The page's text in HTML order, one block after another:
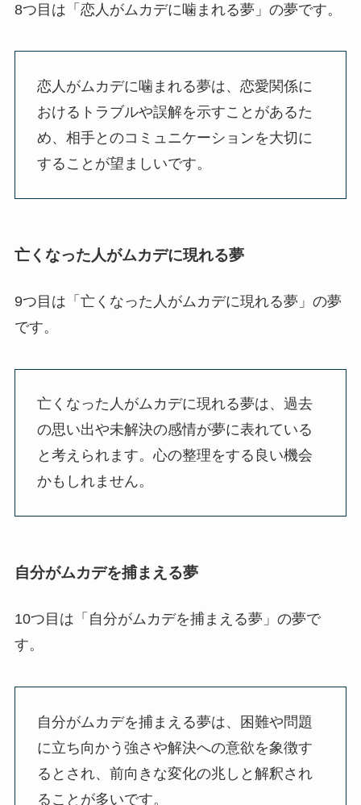
8つ目は「恋人がムカデに噛まれる夢」の夢です。
恋人がムカデに噛まれる夢は、恋愛関係に
おけるトラブルや誤解を示すことがあるた
め、相手とのコミュニケーションを大切に
することが望ましいです。
亡くなった人がムカデに現れる夢
9つ目は「亡くなった人がムカデに現れる夢」の夢
です。
亡くなった人がムカデに現れる夢は、過去
の思い出や未解決の感情が夢に表れている
と考えられます。心の整理をする良い機会
かもしれません。
自分がムカデを捕まえる夢
10つ目は「自分がムカデを捕まえる夢」の夢で
す。
自分がムカデを捕まえる夢は、困難や問題
に立ち向かう強さや解決への意欲を象徴す
るとされ、前向きな変化の兆しと解釈され
ることが多いです。